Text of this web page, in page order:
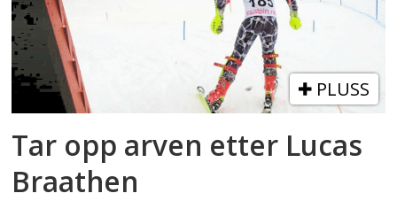
PLUSS
Tar opp arven etter Lucas
Braathen